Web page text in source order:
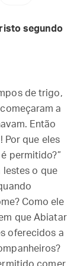
segundo
de trigo,
a
Então
Por que eles
permitido?”
lestes o que
Como ele
que Abiatar
oferecidos a